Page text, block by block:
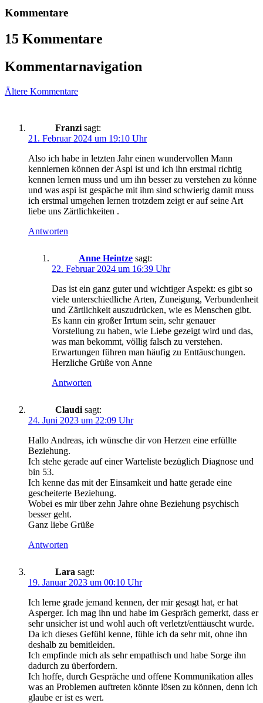
Kommentare
15 Kommentare
Kommentarnavigation
Ältere Kommentare
Franzi sagt:
21. Februar 2024 um 19:10 Uhr
Also ich habe in letzten Jahr einen wundervollen Mann
kennlernen können der Aspi ist und ich ihn erstmal richtig
kennen lernen muss und um ihn besser zu verstehen zu könne
und was aspi ist gespäche mit ihm sind schwierig damit muss
ich erstmal umgehen lernen trotzdem zeigt er auf seine Art
liebe uns Zärtlichkeiten .
Antworten
Anne Heintze sagt:
22. Februar 2024 um 16:39 Uhr
Das ist ein ganz guter und wichtiger Aspekt: es gibt so
viele unterschiedliche Arten, Zuneigung, Verbundenheit
und Zärtlichkeit auszudrücken, wie es Menschen gibt.
Es kann ein großer Irrtum sein, sehr genauer
Vorstellung zu haben, wie Liebe gezeigt wird und das,
was man bekommt, völlig falsch zu verstehen.
Erwartungen führen man häufig zu Enttäuschungen.
Herzliche Grüße von Anne
Antworten
Claudi sagt:
24. Juni 2023 um 22:09 Uhr
Hallo Andreas, ich wünsche dir von Herzen eine erfüllte
Beziehung.
Ich stehe gerade auf einer Warteliste bezüglich Diagnose und
bin 53.
Ich kenne das mit der Einsamkeit und hatte gerade eine
gescheiterte Beziehung.
Wobei es mir über zehn Jahre ohne Beziehung psychisch
besser geht.
Ganz liebe Grüße
Antworten
Lara sagt:
19. Januar 2023 um 00:10 Uhr
Ich lerne grade jemand kennen, der mir gesagt hat, er hat
Asperger. Ich mag ihn und habe im Gespräch gemerkt, dass er
sehr unsicher ist und wohl auch oft verletzt/enttäuscht wurde.
Da ich dieses Gefühl kenne, fühle ich da sehr mit, ohne ihn
deshalb zu bemitleiden.
Ich empfinde mich als sehr empathisch und habe Sorge ihn
dadurch zu überfordern.
Ich hoffe, durch Gespräche und offene Kommunikation alles
was an Problemen auftreten könnte lösen zu können, denn ich
glaube er ist es wert.